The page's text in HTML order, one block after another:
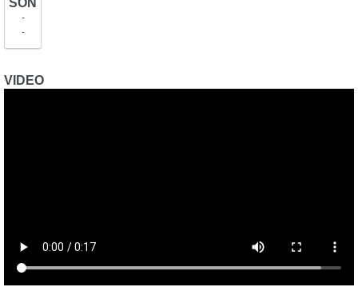
SÖN
-
-
VIDEO